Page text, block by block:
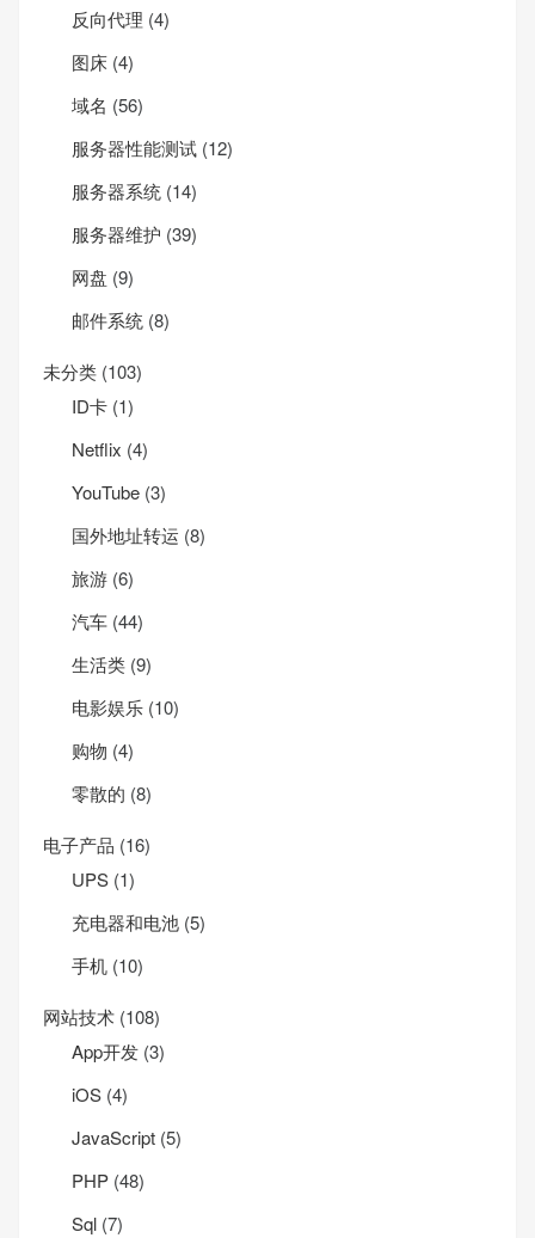
反向代理 (4)
图床 (4)
域名 (56)
服务器性能测试 (12)
服务器系统 (14)
服务器维护 (39)
网盘 (9)
邮件系统 (8)
未分类 (103)
ID卡 (1)
Net­flix (4)
YouTube (3)
国外地址转运 (8)
旅游 (6)
汽车 (44)
生活类 (9)
电影娱乐 (10)
购物 (4)
零散的 (8)
电子产品 (16)
UPS (1)
充电器和电池 (5)
手机 (10)
网站技术 (108)
App开发 (3)
iOS (4)
JavaScript (5)
PHP (48)
Sql (7)